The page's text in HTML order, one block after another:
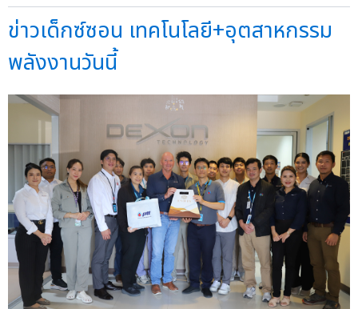
ข่าวเด็กซ์ซอน เทคโนโลยี+อุตสาหกรรม
พลังงานวันนี้